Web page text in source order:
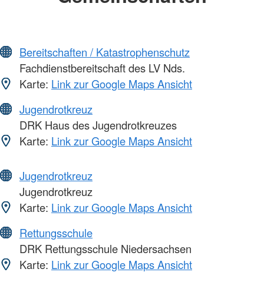
Bereitschaften / Katastrophenschutz
Fachdienstbereitschaft des LV Nds.
Karte: Link zur Google Maps Ansicht
Jugendrotkreuz
DRK Haus des Jugendrotkreuzes
Karte: Link zur Google Maps Ansicht
Jugendrotkreuz
Jugendrotkreuz
Karte: Link zur Google Maps Ansicht
Rettungsschule
DRK Rettungsschule Niedersachsen
Karte: Link zur Google Maps Ansicht